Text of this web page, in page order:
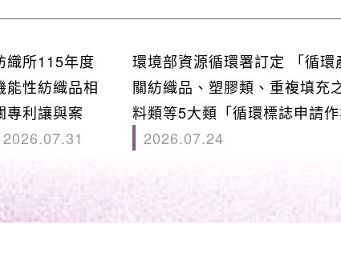
織所115年度
能性紡織品相
專利讓與案
2026.07.31
環境部資源循環署訂定 「循
關紡織品、塑膠類、重複填充
料類等5大類「循環標誌申請
2026.07.24